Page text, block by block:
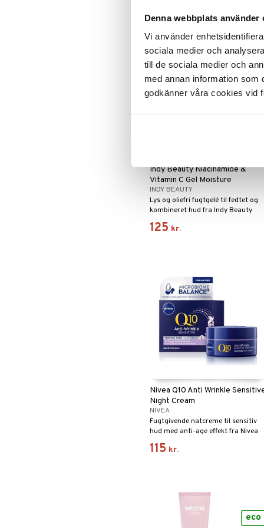
Denna webbplats använder
Vi använder
sociala medier och
till de sociala medier och
med annan information som
godkänner våra cookies vid
Indy Beauty Niacinamide &
Vitamin C Gel Moisture
INDY BEAUTY
Lys og oliefri fugtgelé til fedtet og
kombineret hud fra Indy Beauty
125 kr.
Nivea Q10 Anti Wrinkle
Night Cream
NIVEA
Fugtgivende natcreme til sensitiv
hud med anti-age effekt fra Nivea
115 kr.
eco